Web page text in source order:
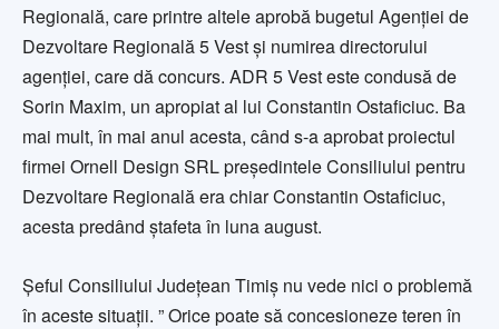
Regională, care printre altele aprobă bugetul Agenţiei de
Dezvoltare Regională 5 Vest şi numirea directorului
agenţiei, care dă concurs. ADR 5 Vest este condusă de
Sorin Maxim, un apropiat al lui Constantin Ostaficiuc. Ba
mai mult, în mai anul acesta, când s-a aprobat proiectul
firmei Ornell Design SRL preşedintele Consiliului pentru
Dezvoltare Regională era chiar Constantin Ostaficiuc,
acesta predând ştafeta în luna august.
Şeful Consiliului Judeţean Timiş nu vede nici o problemă
în aceste situaţii. ” Orice poate să concesioneze teren în